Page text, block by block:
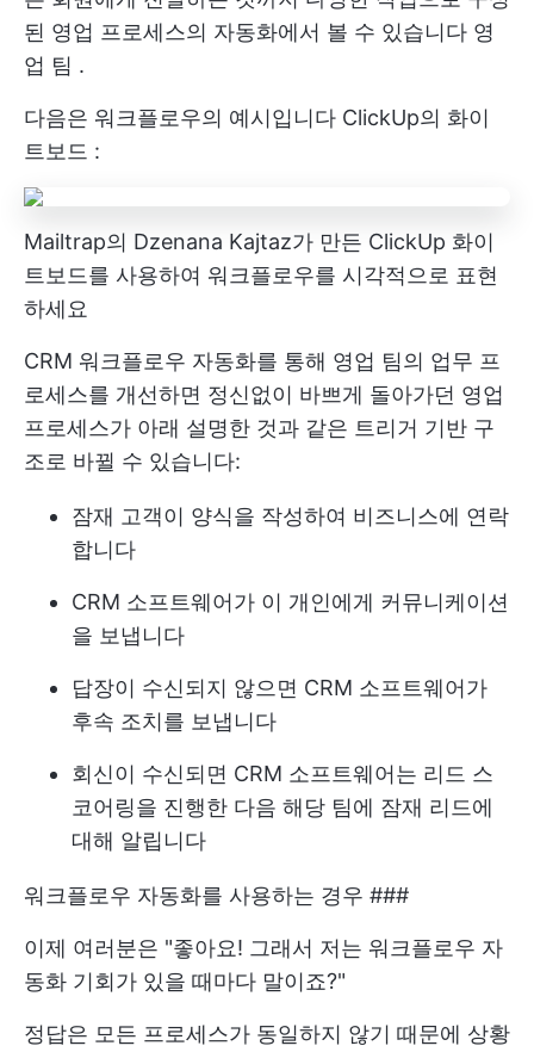
된 영업 프로세스의 자동화에서 볼 수 있습니다 영
업 팀 .
다음은 워크플로우의 예시입니다 ClickUp의 화이
트보드 :
Mailtrap의 Dzenana Kajtaz가 만든 ClickUp 화이
트보드를 사용하여 워크플로우를 시각적으로 표현
하세요
CRM 워크플로우 자동화를 통해 영업 팀의 업무 프
로세스를 개선하면 정신없이 바쁘게 돌아가던 영업
프로세스가 아래 설명한 것과 같은 트리거 기반 구
조로 바뀔 수 있습니다:
잠재 고객이 양식을 작성하여 비즈니스에 연락
합니다
CRM 소프트웨어가 이 개인에게 커뮤니케이션
을 보냅니다
답장이 수신되지 않으면 CRM 소프트웨어가
후속 조치를 보냅니다
회신이 수신되면 CRM 소프트웨어는 리드 스
코어링을 진행한 다음 해당 팀에 잠재 리드에
대해 알립니다
워크플로우 자동화를 사용하는 경우 ###
이제 여러분은 "좋아요! 그래서 저는 워크플로우 자
동화 기회가 있을 때마다 말이죠?"
정답은 모든 프로세스가 동일하지 않기 때문에 상황